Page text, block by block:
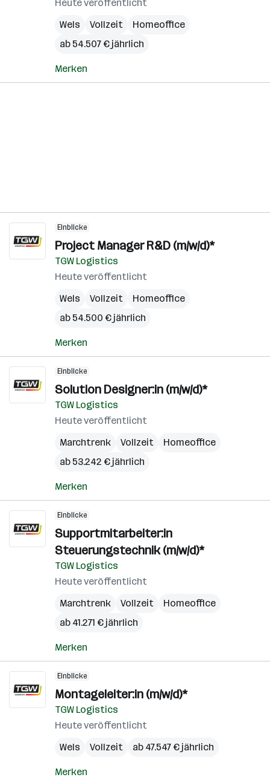
Heute veröffentlicht
Wels
Vollzeit
Homeoffice
ab 54.507 € jährlich
Merken
Einblicke
Project Manager R&D (m/w/d)*
TGW Logistics
Heute veröffentlicht
Wels
Vollzeit
Homeoffice
ab 54.500 € jährlich
Merken
Einblicke
Solution Designer:in (m/w/d)*
TGW Logistics
Heute veröffentlicht
Marchtrenk
Vollzeit
Homeoffice
ab 53.242 € jährlich
Merken
Einblicke
Supportmitarbeiter:in
Steuerungstechnik (m/w/d)*
TGW Logistics
Heute veröffentlicht
Marchtrenk
Vollzeit
Homeoffice
ab 41.271 € jährlich
Merken
Einblicke
Montageleiter:in (m/w/d)*
TGW Logistics
Heute veröffentlicht
Wels
Vollzeit ab 47.547 € jährlich
Merken